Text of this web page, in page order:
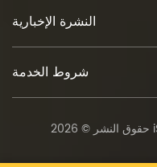
النشرة الإخبارية
شروط الخدمة